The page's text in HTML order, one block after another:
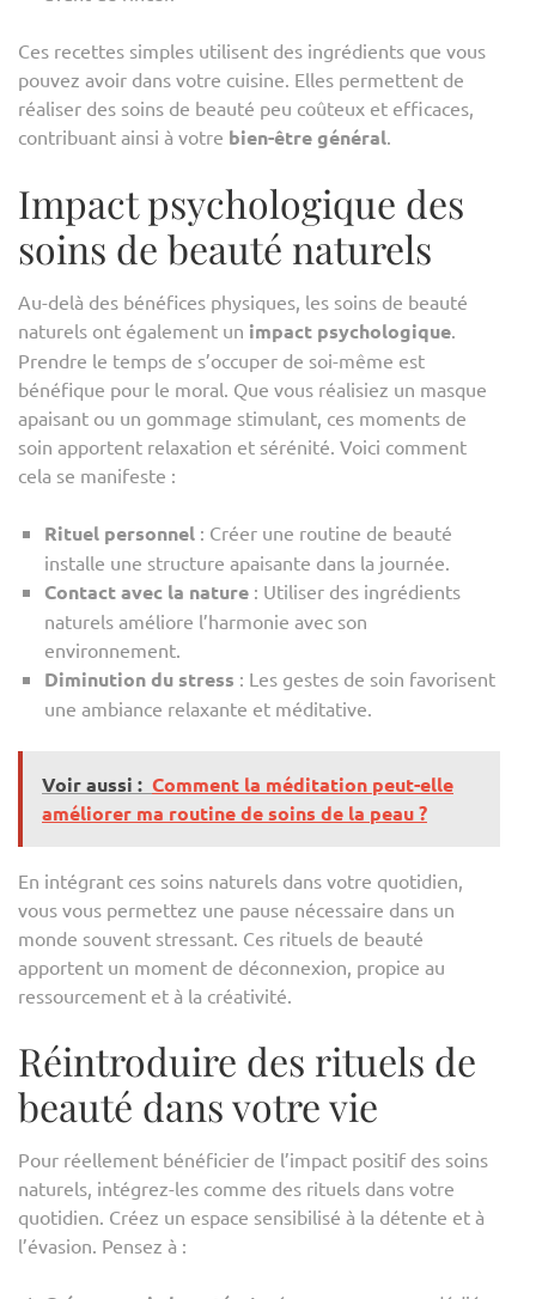
Ces recettes simples utilisent des ingrédients que vous
pouvez avoir dans votre cuisine. Elles permettent de
réaliser des soins de beauté peu coûteux et efficaces,
contribuant ainsi à votre bien-être général.
Impact psychologique des
soins de beauté naturels
Au-delà des bénéfices physiques, les soins de beauté
naturels ont également un impact psychologique.
Prendre le temps de s’occuper de soi-même est
bénéfique pour le moral. Que vous réalisiez un masque
apaisant ou un gommage stimulant, ces moments de
soin apportent relaxation et sérénité. Voici comment
cela se manifeste :
Rituel personnel : Créer une routine de beauté
installe une structure apaisante dans la journée.
Contact avec la nature : Utiliser des ingrédients
naturels améliore l’harmonie avec son
environnement.
Diminution du stress : Les gestes de soin favorisent
une ambiance relaxante et méditative.
Voir aussi : Comment la méditation peut-elle
améliorer ma routine de soins de la peau ?
En intégrant ces soins naturels dans votre quotidien,
vous vous permettez une pause nécessaire dans un
monde souvent stressant. Ces rituels de beauté
apportent un moment de déconnexion, propice au
ressourcement et à la créativité.
Réintroduire des rituels de
beauté dans votre vie
Pour réellement bénéficier de l’impact positif des soins
naturels, intégrez-les comme des rituels dans votre
quotidien. Créez un espace sensibilisé à la détente et à
l’évasion. Pensez à :